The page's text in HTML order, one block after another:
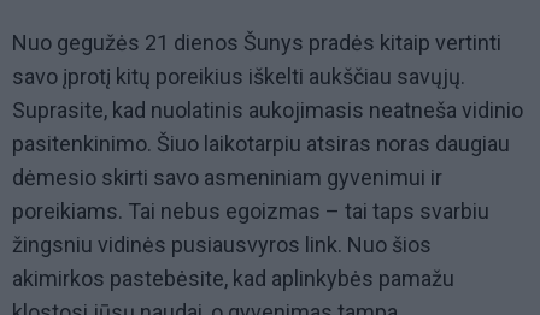
Nuo gegužės 21 dienos Šunys pradės kitaip vertinti
savo įprotį kitų poreikius iškelti aukščiau savųjų.
Suprasite, kad nuolatinis aukojimasis neatneša vidinio
pasitenkinimo. Šiuo laikotarpiu atsiras noras daugiau
dėmesio skirti savo asmeniniam gyvenimui ir
poreikiams. Tai nebus egoizmas – tai taps svarbiu
žingsniu vidinės pusiausvyros link. Nuo šios
akimirkos pastebėsite, kad aplinkybės pamažu